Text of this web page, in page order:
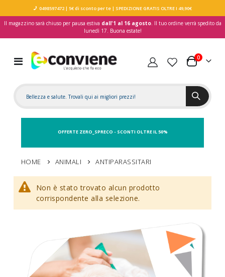
0498597472| 5€ di sconto per te| SPEDIZIONE GRATIS OLTRE I 49,90€
Il magazzino sarà chiuso per pausa estiva dall'1 al 16 agosto. Il tuo ordine verrà spedito da
lunedì 17. Buona estate!
Toggle
Nav
Carrello
0elementi
OFFERTE ZERO_SPRECO - SCONTI OLTRE IL 50%
HOME ANIMALI ANTIPARASSITARI
Non è stato trovato alcun prodotto
corrispondente alla selezione.